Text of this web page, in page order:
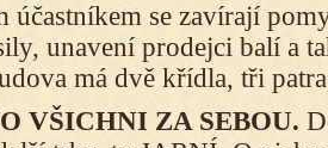
účastníkem se zavírají
unavení prodejci balí a
má dvě křídla, tři
VŠICHNI ZA SEBOU.